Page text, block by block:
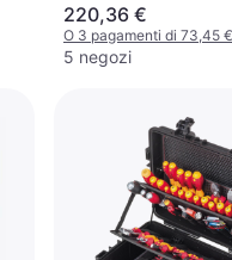
220,36 €
O 3 pagamenti di 73,45
5 negozi